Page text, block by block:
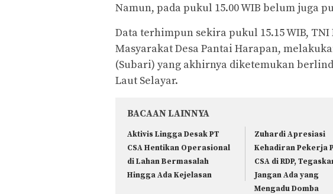
Namun, pada pukul 15.00 WIB belum juga
Data terhimpun sekira pukul 15.15 WIB,
Masyarakat Desa Pantai Harapan,
(Subari) yang akhirnya diketemukan
Laut Selayar.
BACAAN LAINNYA
Aktivis Lingga Desak PT
CSA Hentikan Operasional
di Lahan Bermasalah
Hingga Ada Kejelasan
Zuhardi Apresiasi
Kehadiran Pekerja
CSA di RDP,
Jangan Ada yang
Mengadu Domba